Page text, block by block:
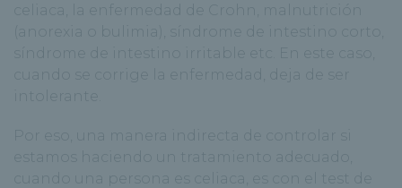
celiaca, la enfermedad de Crohn, malnutrición
(anorexia o bulimia), síndrome de intestino corto,
síndrome de intestino irritable etc. En este caso,
cuando se corrige la enfermedad, deja de ser
intolerante.
Por eso, una manera indirecta de controlar si
estamos haciendo un tratamiento adecuado,
cuando una persona es celiaca, es con el test de